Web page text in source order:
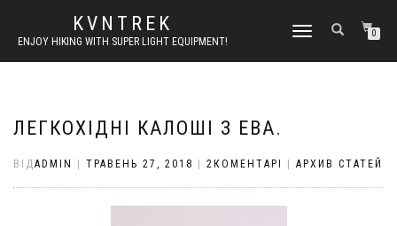
KVNTREK
ENJOY HIKING WITH SUPER LIGHT EQUIPMENT!
МОБІЛЬНЕ
0
ЛЕГКОХІДНІ КАЛОШІ З ЕВА.
ВІДADMIN ТРАВЕНЬ 27, 2018 2КОМЕНТАРІ АРХИВ СТАТЕЙ